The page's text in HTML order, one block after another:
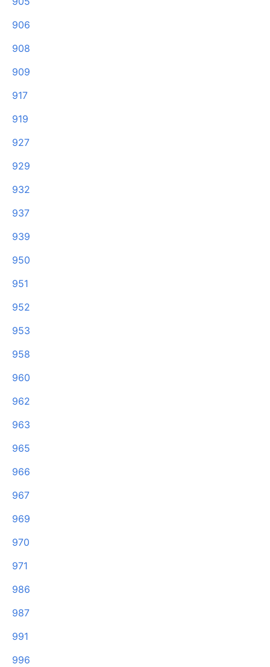
906
908
909
917
919
927
929
932
937
939
950
951
952
953
958
960
962
963
965
966
967
969
970
971
986
987
991
996